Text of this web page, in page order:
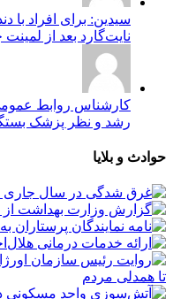
سیدین: برای افراد با
نایت‌گارد بعد از
کارشناس روابط
رشد و نظر پزشک
حوادث و بلایا